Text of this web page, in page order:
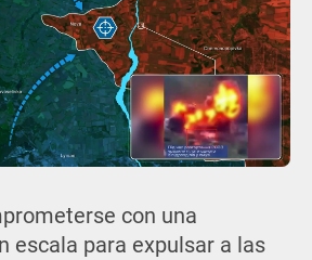
con una
escala para expulsar a las